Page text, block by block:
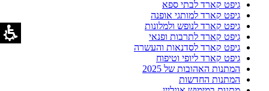
גיפט קארד לבתי ספא
גיפט קארד למותגי אופנה
גיפט קארד לנופש ולמלונות
גיפט קארד לתרבות ופנאי
גיפט קארד לסדנאות והעשרה
גיפט קארד ליופי וטיפוח
המתנות האהובות של 2025
המתנות החדשות